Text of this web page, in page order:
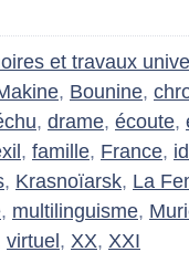
et travaux
, Bounine,
, drame, écoute,
, famille, France,
, Krasnoïarsk, La
, multilinguisme,
virtuel , XX, XXI